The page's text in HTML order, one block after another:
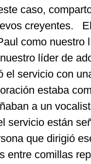
caso,
creyentes. El
como nuestro
nuestro líder de
el servicio con
estaba
a un
servicio están
que dirigió
entre comillas